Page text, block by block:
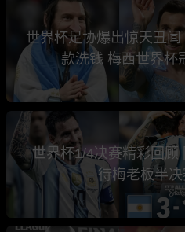
世界杯足协爆出惊天丑
款洗钱 梅西世界杯
世界杯1/4决赛精彩回顾
待梅老板半